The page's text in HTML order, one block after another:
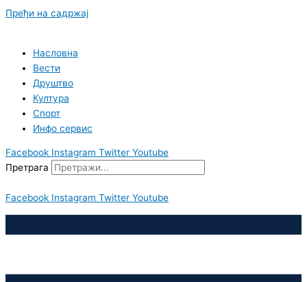
Пређи на садржај
Насловна
Вести
Друштво
Култура
Спорт
Инфо сервис
Facebook Instagram Twitter Youtube
Претрага
Facebook Instagram Twitter Youtube